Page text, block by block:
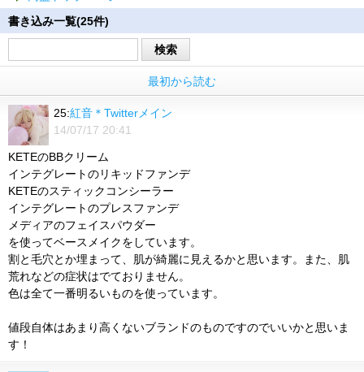
書き込み一覧(25件)
検索
最初から読む
25:紅音＊Twitterメイン
14/07/17 20:41
KETEのBBクリーム
インテグレートのリキッドファンデ
KETEのスティックコンシーラー
インテグレートのプレスファンデ
メディアのフェイスパウダー
を使ってベースメイクをしています。
割と毛穴とか埋まって、肌が綺麗に見えるかと思います。また、肌
荒れなどの症状はでておりません。
色は全て一番明るいものを使っています。
値段自体はあまり高くないブランドのものですのでいいかと思いま
す！